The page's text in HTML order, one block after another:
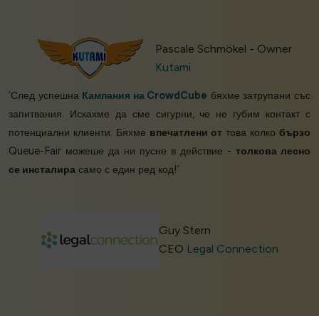
Pascale Schmökel - Owner
Kutami
‘След успешна Кампания на CrowdCube бяхме затрупани със
запитвания. Искахме да сме сигурни, че не губим контакт с
потенциални клиенти. Бяхме впечатлени от това колко бързо
Queue-Fair можеше да ни пусне в действие - толкова лесно
се инсталира само с един ред код!’
Guy Stern
CEO Legal Connection